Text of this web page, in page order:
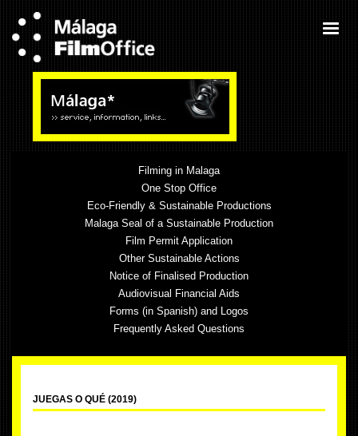
Filming in Malaga
One Stop Office
Eco-Friendly & Sustainable Productions
Malaga Seal of a Sustainable Production
Film Permit Application
Other Sustainable Actions
Notice of Finalised Production
Audiovisual Financial Aids
Forms (in Spanish) and Logos
Frequently Asked Questions
JUEGAS O QUÉ (2019)